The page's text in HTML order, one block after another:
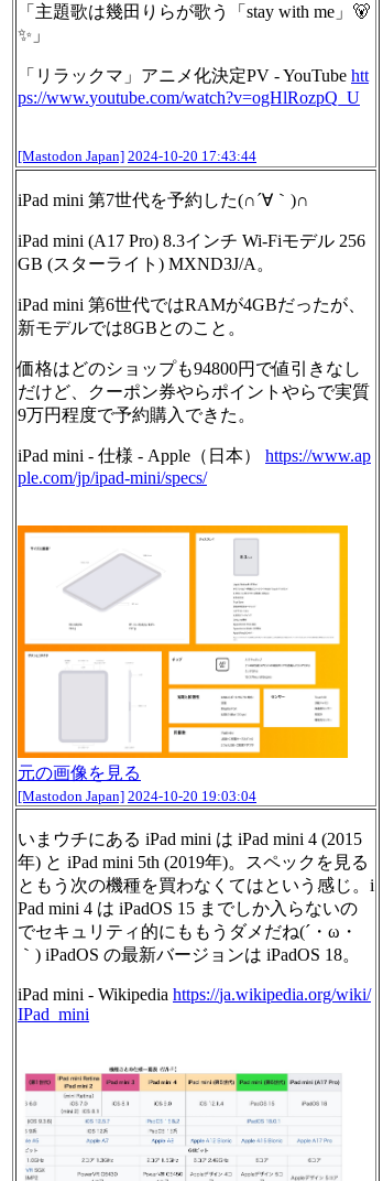
「主題歌は幾田りらが歌う「stay with me」🐻
✨」
「リラックマ」アニメ化決定PV - YouTube htt
ps://www.youtube.com/watch?v=ogHlRozpQ_ U
[Mastodon Japan] 2024-10-20 17:43:44
iPad mini 第7世代を予約した(∩´∀｀)∩
iPad mini (A17 Pro) 8.3インチ Wi-Fiモデル 256
GB (スターライト) MXND3J/A。
iPad mini 第6世代ではRAMが4GBだったが、
新モデルでは8GBとのこと。
価格はどのショップも94800円で値引きなし
だけど、クーポン券やらポイントやらで実質
9万円程度で予約購入できた。
iPad mini - 仕様 - Apple（日本） https://www.ap
ple.com/jp/ipad-mini/specs/
元の画像を見る
[Mastodon Japan] 2024-10-20 19:03:04
いまウチにある iPad mini は iPad mini 4 (2015
年) と iPad mini 5th (2019年)。スペックを見る
ともう次の機種を買わなくてはという感じ。i
Pad mini 4 は iPadOS 15 までしか入らないの
でセキュリティ的にももうダメだね(´・ω・
｀) iPadOS の最新バージョンは iPadOS 18。
iPad mini - Wikipedia https://ja.wikipedia.org/wiki/
IPad_mini